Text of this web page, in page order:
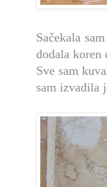
Sačekala
dodala koren
Sve sam
sam izvadila